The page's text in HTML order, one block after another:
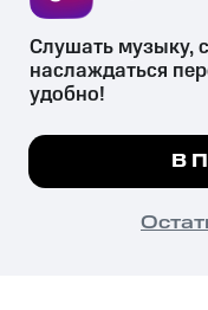
психотропных
их незаконный оборот
законодательством
© 2026 ООО «КИОН».
Все права защищены
Мы используем
Слушать музыку,
наслаждаться
удобно!
В